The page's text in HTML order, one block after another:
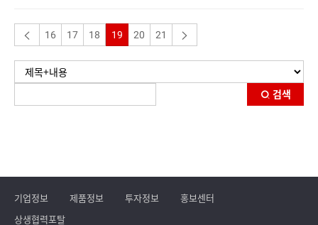
16 17 18 19 20 21
검색
기업정보 제품정보 투자정보
홍보센터
상생협력포탈